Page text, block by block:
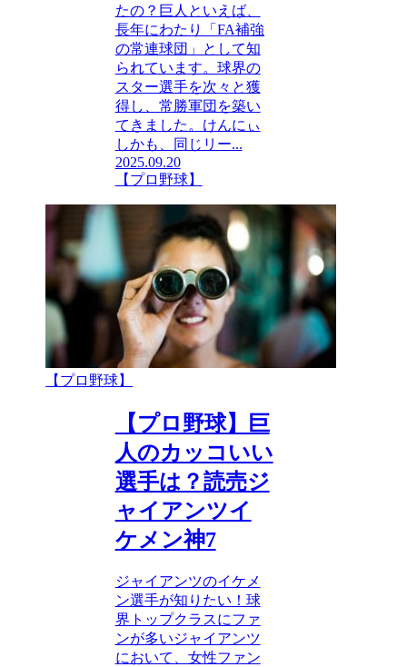
たの？巨人といえば、
長年にわたり「FA補強
の常連球団」として知
られています。球界の
スター選手を次々と獲
得し、常勝軍団を築い
てきました。けんにぃ
しかも、同じリー...
2025.09.20
【プロ野球】
【プロ野球】
【プロ野球】巨
人のカッコいい
選手は？読売ジ
ャイアンツイ
ケメン神7
ジャイアンツのイケメ
ン選手が知りたい！球
界トップクラスにファ
ンが多いジャイアンツ
において、女性ファン